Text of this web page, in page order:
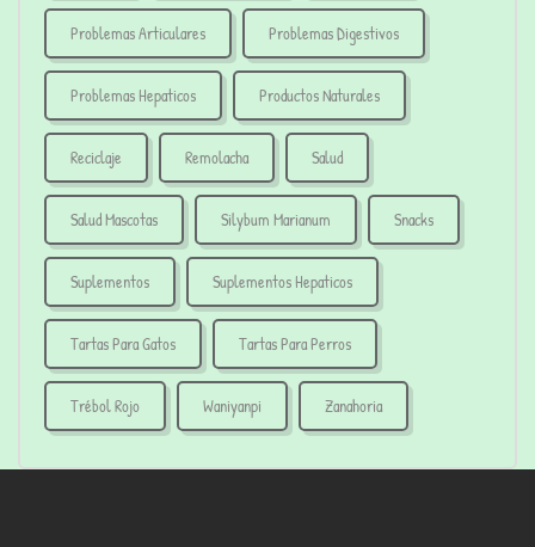
Problemas Articulares Problemas Digestivos
Problemas Hepaticos Productos Naturales
Reciclaje Remolacha Salud
Salud Mascotas Silybum Marianum Snacks
Suplementos Suplementos Hepaticos
Tartas Para Gatos Tartas Para Perros
Trébol Rojo Waniyanpi Zanahoria